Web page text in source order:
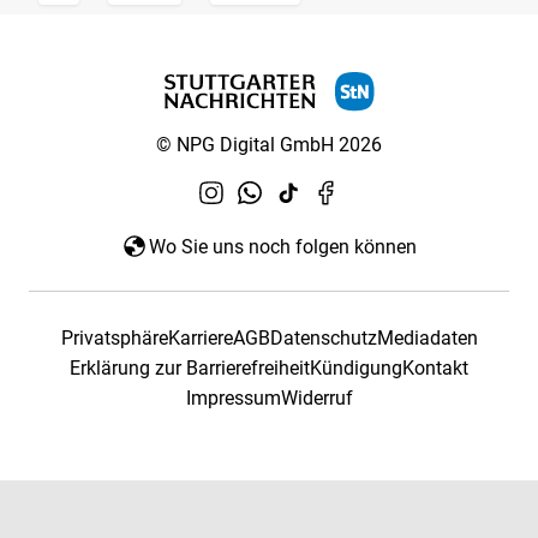
© NPG Digital GmbH 2026
Wo Sie uns noch folgen können
PrivatsphäreKarriereAGBDatenschutzMediadaten
Erklärung zur BarrierefreiheitKündigungKontakt
ImpressumWiderruf